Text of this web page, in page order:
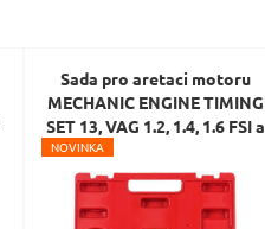
Sada pro aretaci motoru
MECHANIC ENGINE TIMING
SET 13, VAG 1.2, 1.4, 1.6 FSI a
1.4 TSI SIXTOL
NOVINKA